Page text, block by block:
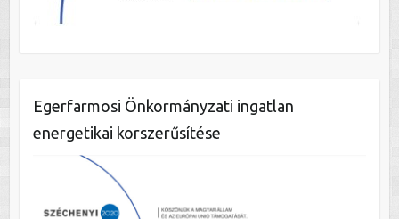
Egerfarmosi Önkormányzati ingatlan
energetikai korszerűsítése